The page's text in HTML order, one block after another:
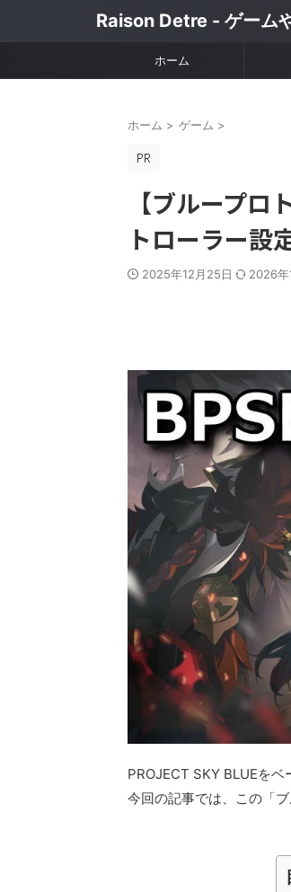
Raison Detre - ゲーム
ホーム
ホーム > ゲーム >
【ブループ
トローラー設
2025年12月25日 2026年
PROJECT SKY BLUEを
今回の記事では、この「